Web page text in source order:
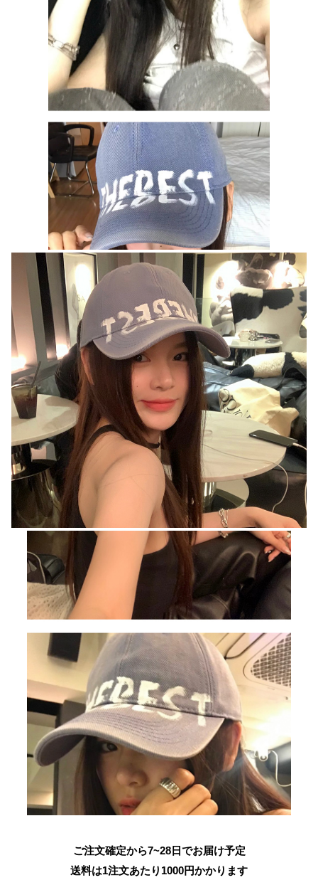
ご注文確定から7~28日でお届け予定
送料は1注文あたり 1000円かかります